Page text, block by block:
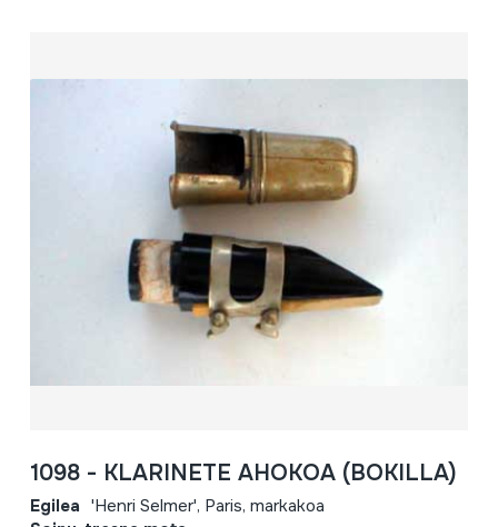
1098 - KLARINETE AHOKOA (BOKILLA)
Egilea 'Henri Selmer', Paris, markakoa